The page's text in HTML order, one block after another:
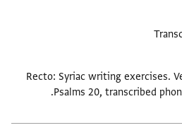
Recto: Syriac writing exercises.
Psalms 20, transcribed